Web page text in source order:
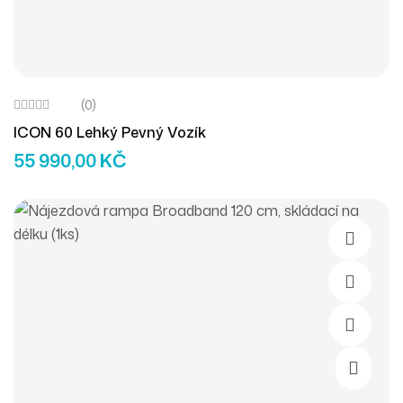
(0)
ICON 60 Lehký Pevný Vozík
55 990,00KČ
Přidat